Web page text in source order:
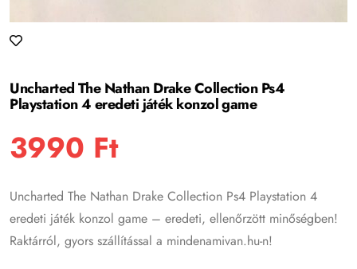
Uncharted The Nathan Drake Collection Ps4
Playstation 4 eredeti játék konzol game
3990 Ft
Uncharted The Nathan Drake Collection Ps4 Playstation 4
eredeti játék konzol game – eredeti, ellenőrzött minőségben!
Raktárról, gyors szállítással a mindenamivan.hu-n!